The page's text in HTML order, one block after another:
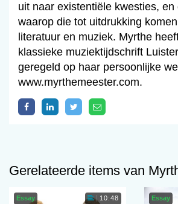
uit naar existentiële kwesties, en
waarop die tot uitdrukking
literatuur en muziek. Myrthe
klassieke muziektijdschrift
geregeld op haar persoonlijke
www.myrthemeester.com.
Gerelateerde items van
Essay 10:48 Essay